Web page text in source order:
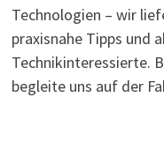
Technologien – wir
praxisnahe Tipps und
Technikinteressierte.
begleite uns auf der